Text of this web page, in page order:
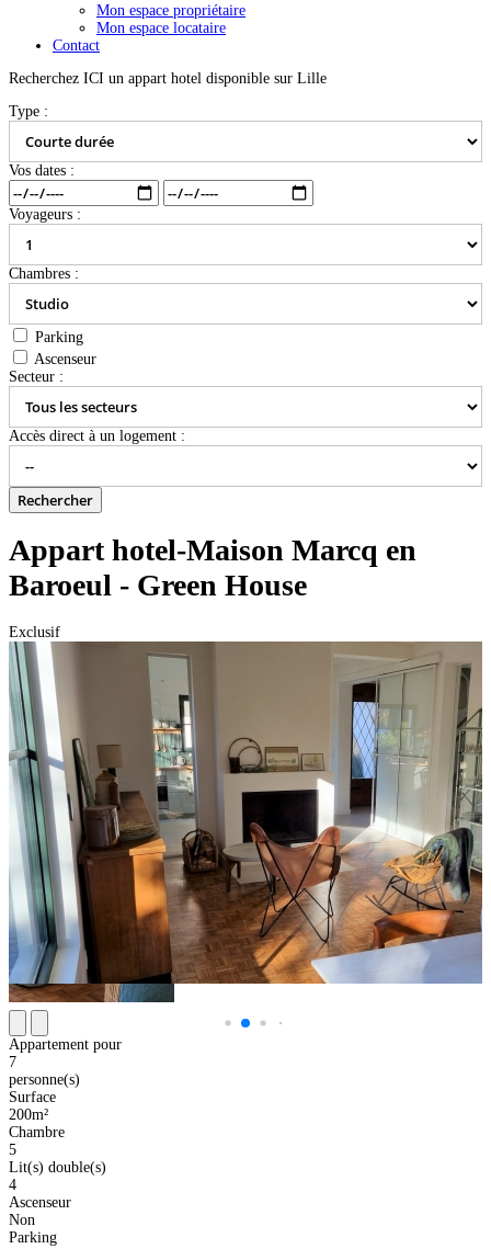
Mon espace propriétaire
Mon espace locataire
Contact
Recherchez ICI un appart hotel disponible sur Lille
Type :
Vos dates :
Voyageurs :
Chambres :
Parking
Ascenseur
Secteur :
Accès direct à un logement :
Appart hotel-Maison Marcq en
Baroeul - Green House
Exclusif
Appartement pour
7
personne(s)
Surface
200m²
Chambre
5
Lit(s) double(s)
4
Ascenseur
Non
Parking